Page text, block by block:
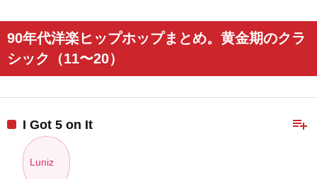
90年代洋楽ヒップホップまとめ。黄金期のクラ
シック（11〜20）
playlist_add
I Got 5 on It
Luniz